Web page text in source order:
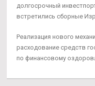
долгосрочный
встретились сборные
Реализация нового
расходование средств
по финансовому